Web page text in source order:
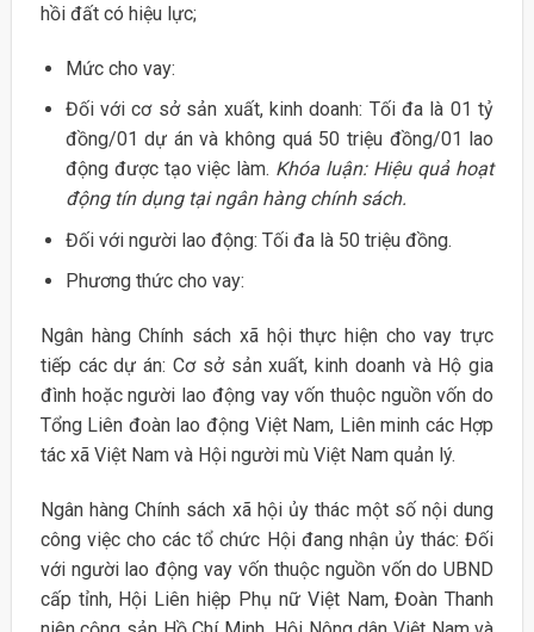
hồi đất có hiệu lực;
Mức cho vay:
Đối với cơ sở sản xuất, kinh doanh: Tối đa là 01 tỷ
đồng/01 dự án và không quá 50 triệu đồng/01 lao
động được tạo việc làm. Khóa luận: Hiệu quả hoạt
động tín dụng tại ngân hàng chính sách.
Đối với người lao động: Tối đa là 50 triệu đồng.
Phương thức cho vay:
Ngân hàng Chính sách xã hội thực hiện cho vay trực
tiếp các dự án: Cơ sở sản xuất, kinh doanh và Hộ gia
đình hoặc người lao động vay vốn thuộc nguồn vốn do
Tổng Liên đoàn lao động Việt Nam, Liên minh các Hợp
tác xã Việt Nam và Hội người mù Việt Nam quản lý.
Ngân hàng Chính sách xã hội ủy thác một số nội dung
công việc cho các tổ chức Hội đang nhận ủy thác: Đối
với người lao động vay vốn thuộc nguồn vốn do UBND
cấp tỉnh, Hội Liên hiệp Phụ nữ Việt Nam, Đoàn Thanh